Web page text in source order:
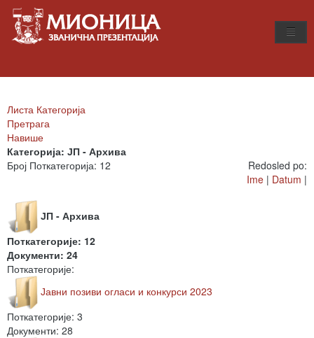
Листа Категорија
Претрага
Навише
Категорија: ЈП - Архива
Број Поткатегорија: 12
Redosled po:
Ime | Datum |
ЈП - Архива
Поткатегорије: 12
Документи: 24
Поткатегорије:
Јавни позиви огласи и конкурси 2023
Поткатегорије: 3
Документи: 28